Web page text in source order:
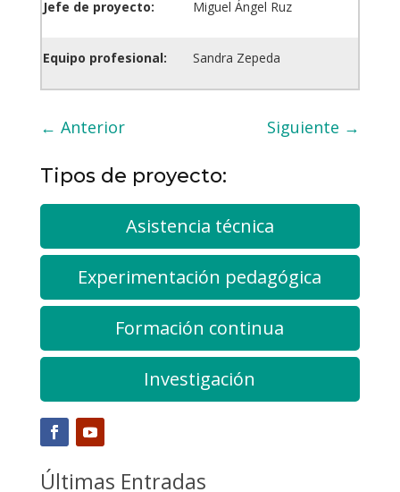
Jefe de proyecto: Miguel Ángel Ruz
Equipo profesional: Sandra Zepeda
← Anterior Siguiente →
Tipos de proyecto:
Asistencia técnica
Experimentación pedagógica
Formación continua
Investigación
Últimas Entradas